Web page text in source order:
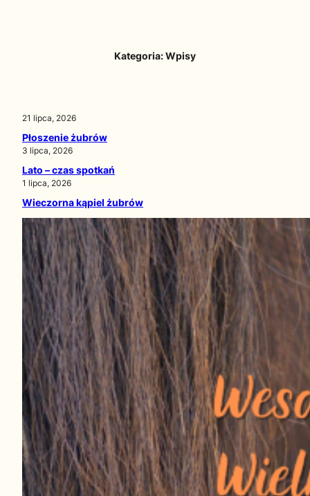
Kategoria:Wpisy
21 lipca, 2026
Płoszenie żubrów
3 lipca, 2026
Lato – czas spotkań
1 lipca, 2026
Wieczorna kąpiel żubrów